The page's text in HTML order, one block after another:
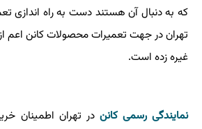
که به دنبال آن هستند دست به راه اندازی
تهران در جهت تعمیرات محصولات کانن اعم
غیره زده است.
نمایندگی رسمی کانن در تهران اطمینان